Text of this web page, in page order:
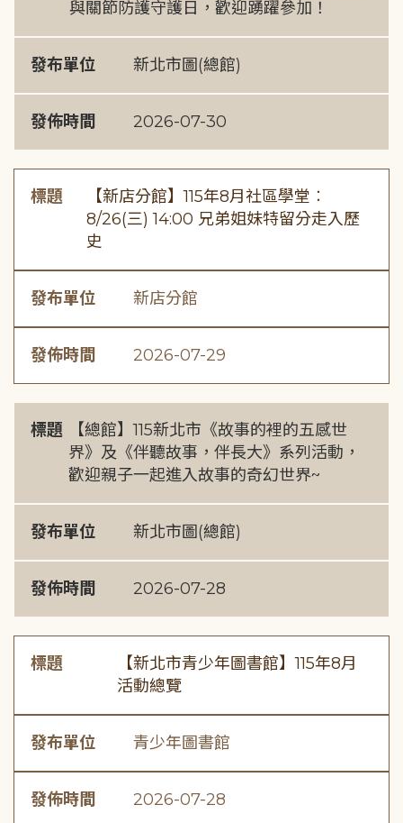
與關節防護守護日，歡迎踴躍參加！
發布單位 新北市圖(總館)
發佈時間 2026-07-30
標題
【新店分館】115年8月社區學堂︰
8/26(三) 14:00 兄弟姐妹特留分走入歷
史
發布單位 新店分館
發佈時間 2026-07-29
標題
【總館】115新北市《故事的裡的五感世
界》及《伴聽故事，伴長大》系列活動，
歡迎親子一起進入故事的奇幻世界~
發布單位 新北市圖(總館)
發佈時間 2026-07-28
標題
【新北市青少年圖書館】115年8月
活動總覽
發布單位 青少年圖書館
發佈時間 2026-07-28